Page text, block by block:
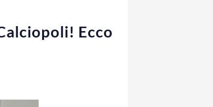
Ecco